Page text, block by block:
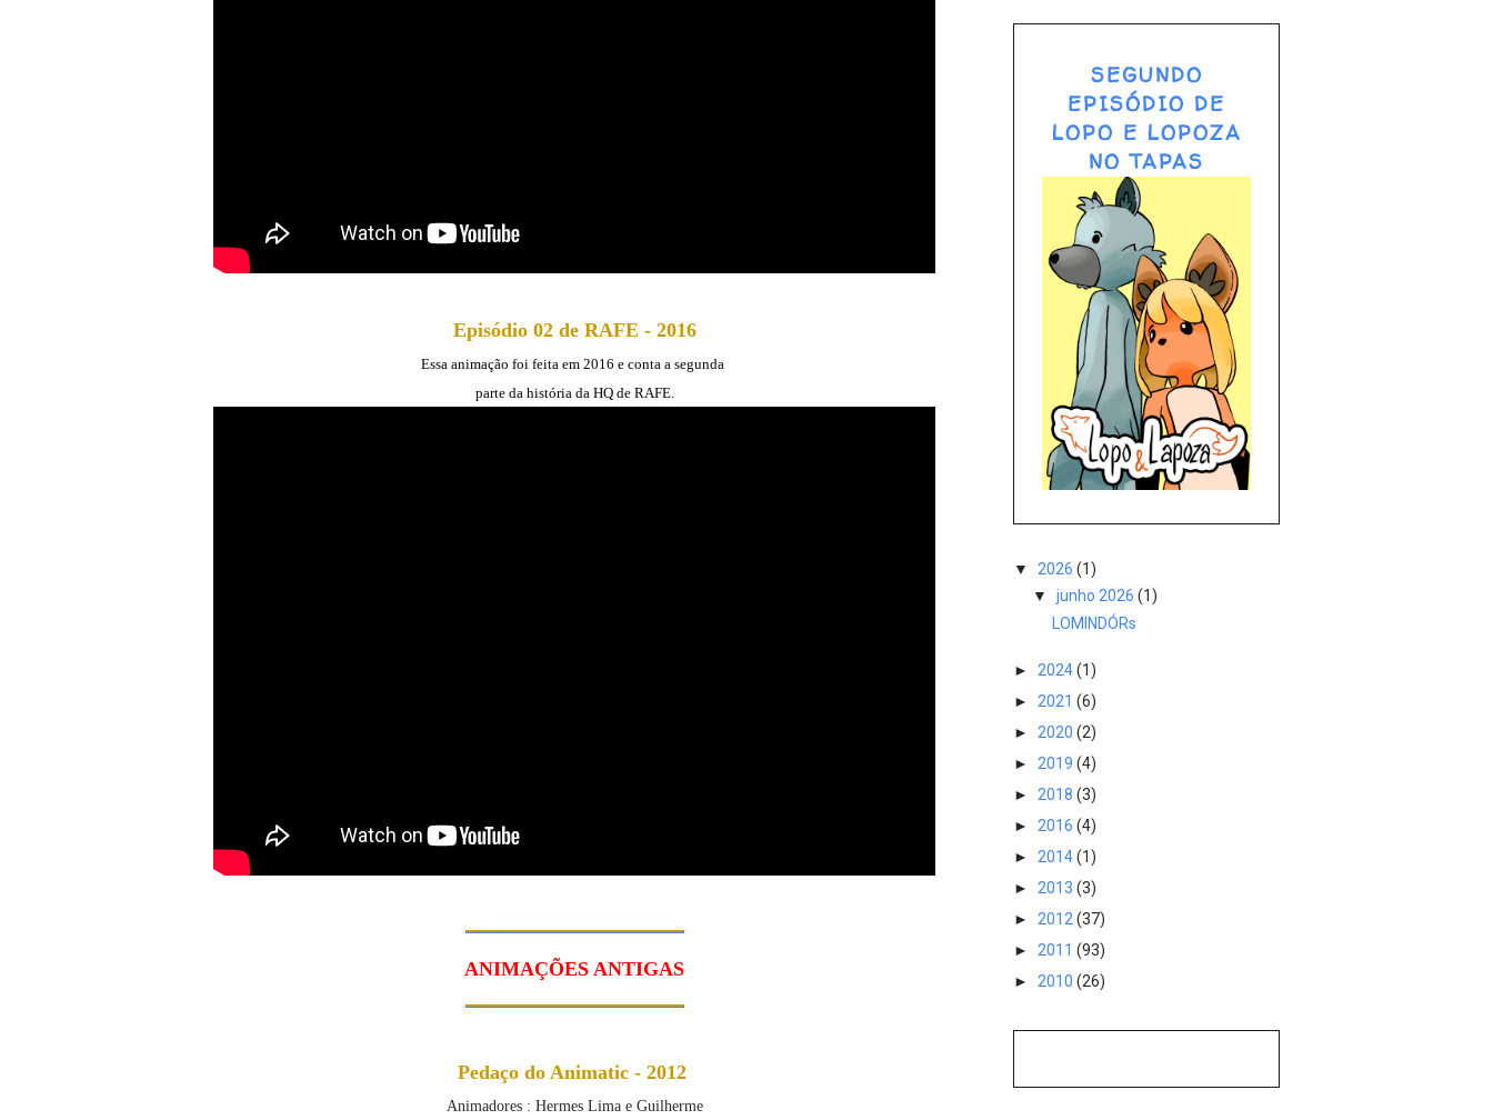
Episódio 02 de RAFE - 2016
Essa animação foi feita em 2016 e conta a segunda
parte da história da HQ de RAFE.
ANIMAÇÕES ANTIGAS
Pedaço do Animatic - 2012
Animadores : Hermes Lima e Guilherme
SEGUNDO
EPISÓDIO DE
LOPO E LOPOZA
NO TAPAS
▼ 2026 (1)
▼ junho 2026 (1)
LOMINDÓRs
► 2024(1)
► 2021 (6)
► 2020 (2)
► 2019 (4)
► 2018 (3)
► 2016 (4)
► 2014(1)
► 2013 (3)
► 2012 (37)
► 2011 (93)
► 2010 (26)